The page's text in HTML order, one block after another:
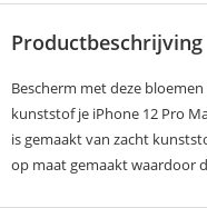
Productbeschrijving
Bescherm met deze
kunststof je iPhone 12 Pro
is gemaakt van zacht
op maat gemaakt waardoor